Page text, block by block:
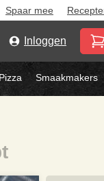
Spaar mee
Inloggen
Pizza Smaakmakers